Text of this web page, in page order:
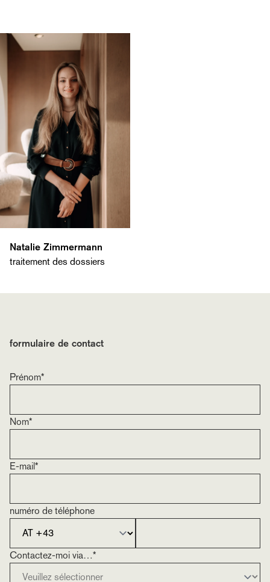
Natalie Zimmermann
traitement des dossiers
formulaire de contact
Prénom*
Nom*
E-mail*
numéro de téléphone
Contactez-moi via…*